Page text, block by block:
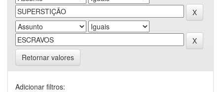
Retornar valores
Adicionar filtros: